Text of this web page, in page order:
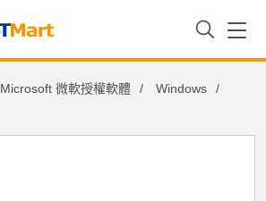
Microsoft 微軟授權軟體
Windows